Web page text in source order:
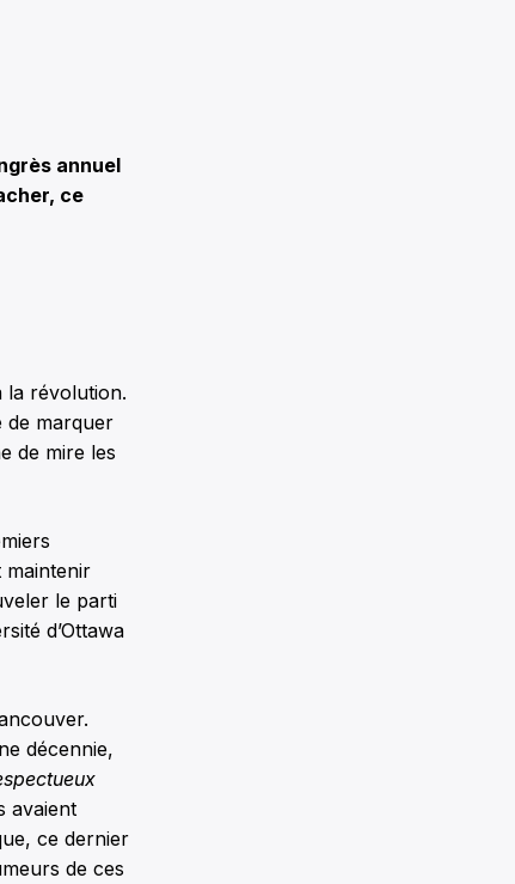
annuel
ce
la révolution.
de marquer
de mire les
maintenir
le parti
d’Ottawa
décennie,
avaient
ce dernier
de ces